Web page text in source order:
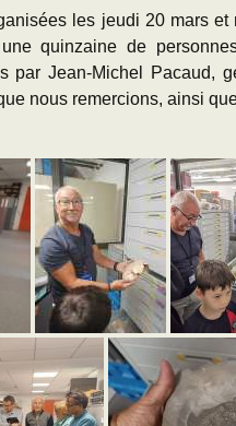
les jeudi 20 mars et
quinzaine de
par Jean-Michel Pacaud,
nous remercions, ainsi